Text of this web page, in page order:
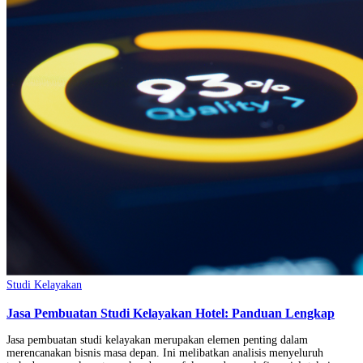
Studi Kelayakan
Jasa Pembuatan Studi Kelayakan Hotel: Panduan Lengkap
Jasa pembuatan studi kelayakan merupakan elemen penting dalam
merencanakan bisnis masa depan. Ini melibatkan analisis menyeluruh